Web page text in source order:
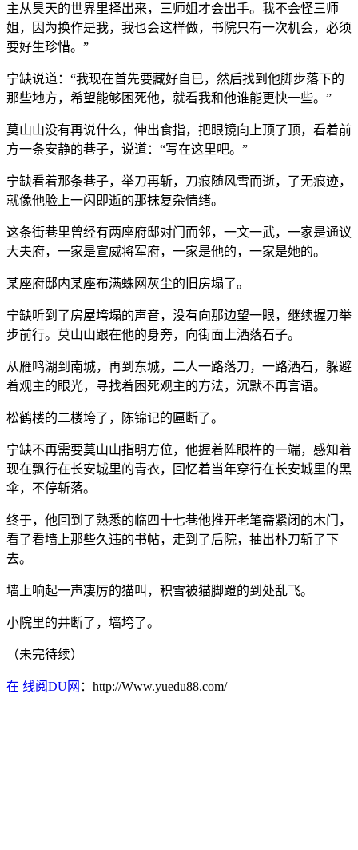
主从昊天的世界里择出来，三师姐才会出手。我不会怪三师
姐，因为换作是我，我也会这样做，书院只有一次机会，必须
要好生珍惜。”
宁缺说道：“我现在首先要藏好自已，然后找到他脚步落下的
那些地方，希望能够困死他，就看我和他谁能更快一些。”
莫山山没有再说什么，伸出食指，把眼镜向上顶了顶，看着前
方一条安静的巷子，说道：“写在这里吧。”
宁缺看着那条巷子，举刀再斩，刀痕随风雪而逝，了无痕迹，
就像他脸上一闪即逝的那抹复杂情绪。
这条街巷里曾经有两座府邸对门而邻，一文一武，一家是通议
大夫府，一家是宣威将军府，一家是他的，一家是她的。
某座府邸内某座布满蛛网灰尘的旧房塌了。
宁缺听到了房屋垮塌的声音，没有向那边望一眼，继续握刀举
步前行。莫山山跟在他的身旁，向街面上洒落石子。
从雁鸣湖到南城，再到东城，二人一路落刀，一路洒石，躲避
着观主的眼光，寻找着困死观主的方法，沉默不再言语。
松鹤楼的二楼垮了，陈锦记的匾断了。
宁缺不再需要莫山山指明方位，他握着阵眼杵的一端，感知着
现在飘行在长安城里的青衣，回忆着当年穿行在长安城里的黑
伞，不停斩落。
终于，他回到了熟悉的临四十七巷他推开老笔斋紧闭的木门，
看了看墙上那些久违的书帖，走到了后院，抽出朴刀斩了下
去。
墙上响起一声凄厉的猫叫，积雪被猫脚蹬的到处乱飞。
小院里的井断了，墙垮了。
（未完待续）
在 线阅DU网 ：http://Www.yuedu88.com/